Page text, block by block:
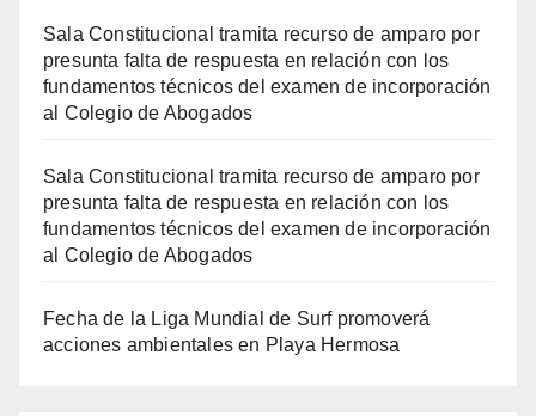
Sala Constitucional tramita recurso de amparo por
presunta falta de respuesta en relación con los
fundamentos técnicos del examen de incorporación
al Colegio de Abogados
Sala Constitucional tramita recurso de amparo por
presunta falta de respuesta en relación con los
fundamentos técnicos del examen de incorporación
al Colegio de Abogados
Fecha de la Liga Mundial de Surf promoverá
acciones ambientales en Playa Hermosa